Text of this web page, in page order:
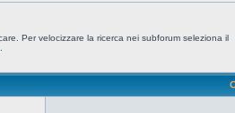
Per velocizzare la ricerca nei subforum seleziona il